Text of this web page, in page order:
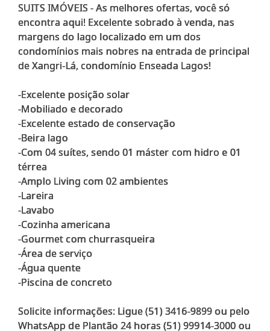
SUITS IMÓVEIS - As melhores ofertas, você só
encontra aqui! Excelente sobrado à venda, nas
margens do lago localizado em um dos
condomínios mais nobres na entrada de principal
de Xangri-Lá, condomínio Enseada Lagos!
-Excelente posição solar
-Mobiliado e decorado
-Excelente estado de conservação
-Beira lago
-Com 04 suítes, sendo 01 máster com hidro e 01
térrea
-Amplo Living com 02 ambientes
-Lareira
-Lavabo
-Cozinha americana
-Gourmet com churrasqueira
-Área de serviço
-Água quente
-Piscina de concreto
Solicite informações: Ligue (51) 3416-9899 ou pelo
WhatsApp de Plantão 24 horas (51) 99914-3000 ou